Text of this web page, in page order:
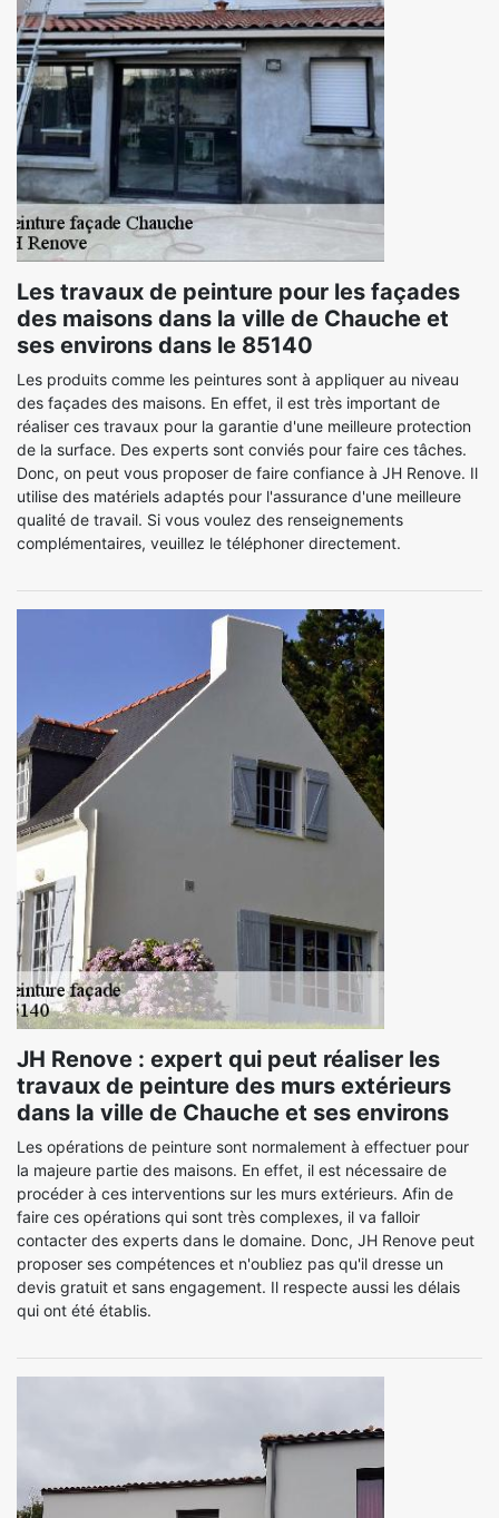
Les travaux de peinture pour les façades
des maisons dans la ville de Chauche et
ses environs dans le 85140
Les produits comme les peintures sont à appliquer au niveau
des façades des maisons. En effet, il est très important de
réaliser ces travaux pour la garantie d'une meilleure protection
de la surface. Des experts sont conviés pour faire ces tâches.
Donc, on peut vous proposer de faire confiance à JH Renove. Il
utilise des matériels adaptés pour l'assurance d'une meilleure
qualité de travail. Si vous voulez des renseignements
complémentaires, veuillez le téléphoner directement.
JH Renove : expert qui peut réaliser les
travaux de peinture des murs extérieurs
dans la ville de Chauche et ses environs
Les opérations de peinture sont normalement à effectuer pour
la majeure partie des maisons. En effet, il est nécessaire de
procéder à ces interventions sur les murs extérieurs. Afin de
faire ces opérations qui sont très complexes, il va falloir
contacter des experts dans le domaine. Donc, JH Renove peut
proposer ses compétences et n'oubliez pas qu'il dresse un
devis gratuit et sans engagement. Il respecte aussi les délais
qui ont été établis.